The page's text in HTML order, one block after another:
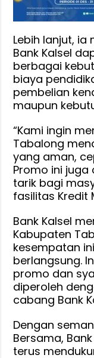
Lebih lanjut, ia
Bank Kalsel
berbagai
biaya
pembelian
maupun
“Kami ingin
Tabalong
yang aman,
Promo ini
tarik bagi
fasilitas Kredit
Bank Kalsel
Kabupaten
kesempatan
berlangsung.
promo dan
diperoleh
cabang Bank
Dengan
Bersama,
terus